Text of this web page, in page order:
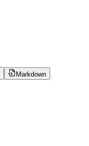
Markdown